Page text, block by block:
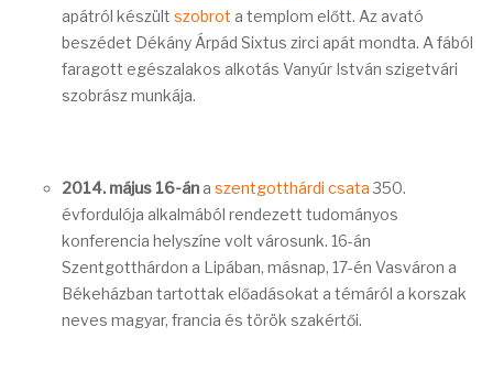
apátról készült szobrot a templom előtt. Az avató
beszédet Dékány Árpád Sixtus zirci apát mondta. A fából
faragott egészalakos alkotás Vanyúr István szigetvári
szobrász munkája.
2014. május 16-án a szentgotthárdi csata350.
évfordulója alkalmából rendezett tudományos
konferencia helyszíne volt városunk. 16-án
Szentgotthárdon a Lipában, másnap, 17-én Vasváron a
Békeházban tartottak előadásokat a témáról a korszak
neves magyar, francia és török szakértői.